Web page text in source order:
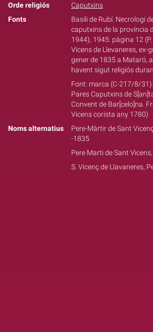
Orde religiós
Caputxins
Fonts
Basili de Rubí. Necrologi
caputxins de la província
1944), 1945: pàgina 12
Vicens de Llevaneres, ex-
gener de 1835 a Mataró,
havent sigut religiós
Font: marca (C-217/8/
Pares Caputxins de
Convent de Bar[celo]na.
Vicens corista any 1780)
Noms alternatius
Pere-Màrtir de Sant
-1835
Pere Marti de Sant
S. Vicenç de Llavaneres,